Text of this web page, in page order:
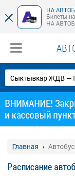
НА
Билеты
НА
ВНИМАНИЕ!
и кассовый
Главная
Расписание